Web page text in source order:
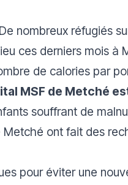
nombreux réfugiés
ces derniers mois à
de calories par
MSF de Metché
souffrant de
ont fait des
pour éviter une